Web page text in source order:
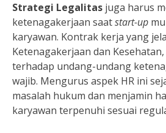
Strategi Legalitas juga harus
ketenagakerjaan saatstart-up
karyawan. Kontrak kerja yang
Ketenagakerjaan dan
terhadap undang-undang
wajib. Mengurus aspek HR ini
masalah hukum dan menjamin
karyawan terpenuhi sesuai